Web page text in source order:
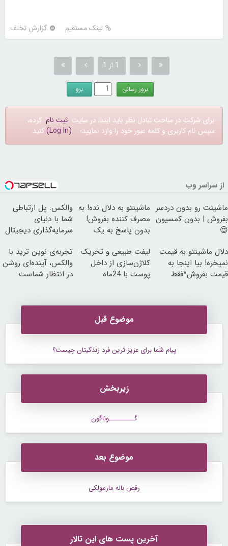
لینک مستقیم گزارش تخلف
1 از 1
برای شرکت در مباحث تبادل نظر باید ابتدا در سایت ثبت نام کرده،
سپس نام کاربری و کلمه عبور خود را وارد نمایید؛ (Log In) کنید.
از سراسر وب
ماشینت رو بدون دردسر
بفروش | بدون کمسیون
😍
ماشینتو به دلال نده! به
مصرف کننده بفروش!
بدون پاسخ به یک
والکس: پل ارتباطی
شما با دنیای
سرمایه‌گذاری دیجیتال
دلال ماشینتو به قیمت
نمیخره! بیا اینجا به
قیمت بفروش*فقط
لیفت طبیعی و تحریک
کلاژن‌سازی از داخل
پوست با 24ماه
تجربه‌ی نوین ترید با
والکس، آینده‌ای روشن
در انتظار شماست
موضوع قبل
پیام شما برای عزیز ترین فرد زندگیتان چیست؟
زیربخش
گــــــــــوناگون
موضوع بعد
رقص باله مارمولکی
آخرین پست های این تالار